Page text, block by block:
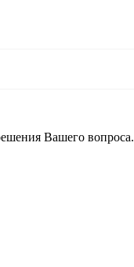
Вашего вопроса.